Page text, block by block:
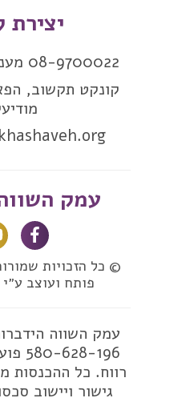
08-9700022 מענה אנושי 24/6
קונקט תקשוב,
עמק
© כל הזכויות
פותח ועוצב
עמק השווה
580-
רווח. כל ההכנסות
גישור ויישוב